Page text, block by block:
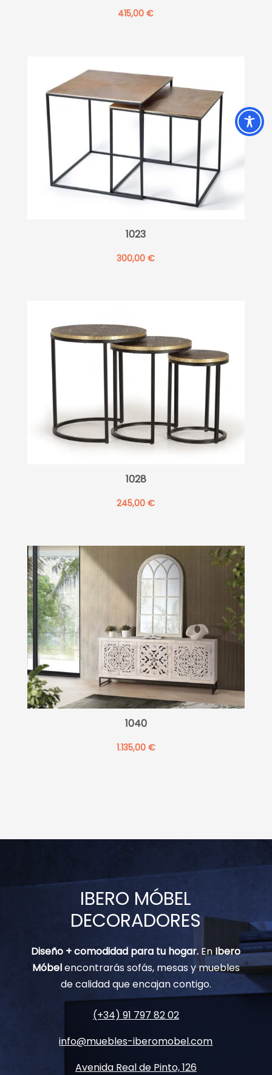
415,00€
1023
300,00€
1028
245,00€
1040
1.135,00 €
IBERO MÓBEL
DECORADORES
Diseño + comodidad para tu hogar. EnIbero
Móbelencontrarás sofás, mesas y muebles
de calidad que encajan contigo.
(+34) 91 797 82 02
info@muebles-iberomobel.com
Avenida Real de Pinto, 126